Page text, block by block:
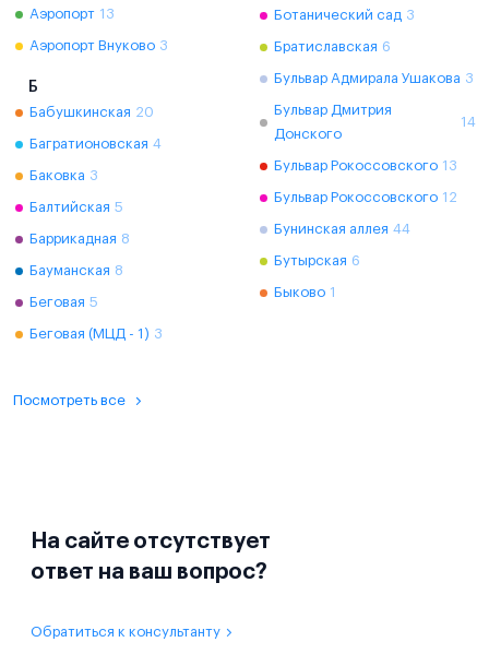
Аэропорт 13
Аэропорт Внуково 3
Б
Бабушкинская 20
Багратионовская 4
Баковка 3
Балтийская 5
Баррикадная 8
Бауманская 8
Беговая 5
Беговая (МЦД - 1) 3
Ботанический сад 3
Братиславская 6
Бульвар Адмирала Ушакова 3
Бульвар Дмитрия
Донского
14
Бульвар Рокоссовского 13
Бульвар Рокоссовского 12
Бунинская аллея 44
Бутырская 6
Быково 1
Посмотреть все
На сайте отсутствует
ответ на ваш вопрос?
Обратиться к консультанту